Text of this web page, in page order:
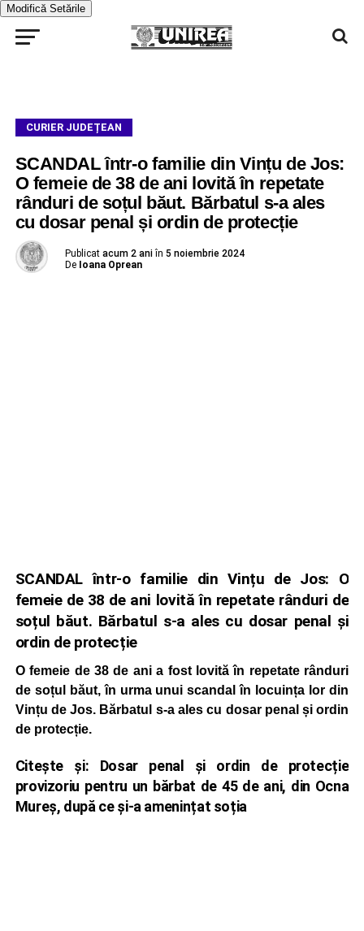
Modifică Setările
CURIER JUDEȚEAN
SCANDAL într-o familie din Vințu de Jos:
O femeie de 38 de ani lovită în repetate
rânduri de soțul băut. Bărbatul s-a ales
cu dosar penal și ordin de protecție
Publicat acum 2 ani în 5 noiembrie 2024
De Ioana Oprean
SCANDAL într-o familie din Vințu de Jos: O
femeie de 38 de ani lovită în repetate rânduri de
soțul băut. Bărbatul s-a ales cu dosar penal și
ordin de protecție
O femeie de 38 de ani a fost lovită în repetate rânduri
de soțul băut, în urma unui scandal în locuința lor din
Vințu de Jos. Bărbatul s-a ales cu dosar penal și ordin
de protecție.
Citește și: Dosar penal și ordin de protecție
provizoriu pentru un bărbat de 45 de ani, din Ocna
Mureș, după ce și-a amenințat soția